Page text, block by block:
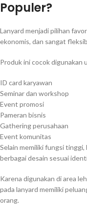
Populer?
Lanyard menjadi pilihan
ekonomis, dan sangat
Produk ini cocok digunakan
ID card karyawan
Seminar dan workshop
Event promosi
Pameran bisnis
Gathering perusahaan
Event komunitas
Selain memiliki fungsi tinggi,
berbagai desain sesuai
Karena digunakan di area
pada lanyard memiliki
orang.